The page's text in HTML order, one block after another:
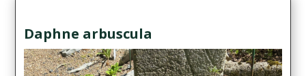
Daphne arbuscula